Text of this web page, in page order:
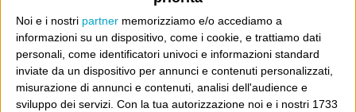
Noi e i nostri partner memorizziamo e/o accediamo a
informazioni su un dispositivo, come i cookie, e trattiamo dati
personali, come identificatori univoci e informazioni standard
inviate da un dispositivo per annunci e contenuti personalizzati,
misurazione di annunci e contenuti, analisi dell'audience e
sviluppo dei servizi. Con la tua autorizzazione noi e i nostri 1733